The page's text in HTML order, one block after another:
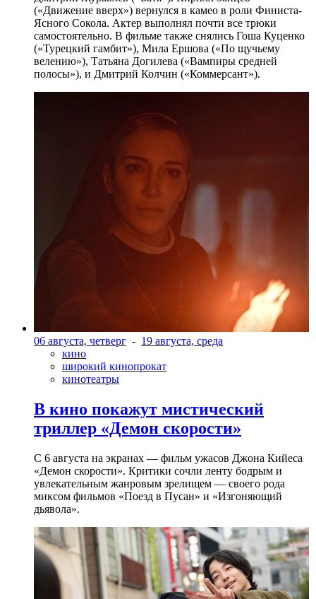
(«Движение вверх») вернулся в камео в роли Финиста-
Ясного Сокола. Актер выполнял почти все трюки
самостоятельно. В фильме также снялись Гоша Куценко
(«Турецкий гамбит»), Мила Ершова («По щучьему
велению»), Татьяна Догилева («Вампиры средней
полосы»), и Дмитрий Колчин («Коммерсант»).
06 августа, четверг - 19 августа, среда
кино
широкий кинопрокат
кинотеатры
В кино покажут мистический
триллер «Демон скорости»
С 6 августа на экранах — фильм ужасов Джона Кийеса
«Демон скорости». Критики сочли ленту бодрым и
увлекательным жанровым зрелищeм — своего рода
миксом фильмов «Поезд в Пусан» и «Изгоняющий
дьявола».